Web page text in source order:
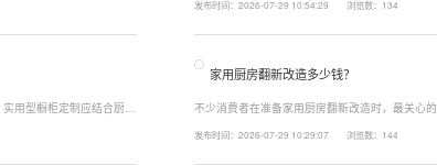
沸水冲泡茶饮一键切
上之家，或是经常泡茶、冲奶、清洗果蔬，需要
发布时间：2026-07-29 10:54:29 浏览数：134
用型橱柜定制应结合厨房
设计，提高空间利用
家用厨房翻新改造多少钱？
不少消费者在准备家用厨房翻新改造时，最关心
围、空间面积、材料品质、功能配置以及是否更
发布时间：2026-07-29 10:29:07 浏览数：144